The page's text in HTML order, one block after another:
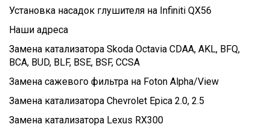
Установка насадок глушителя на Infiniti QX56
Наши адреса
Замена катализатора Skoda Octavia CDAA, AKL, BFQ,
BCA, BUD, BLF, BSE, BSF, CCSA
Замена сажевого фильтра на Foton Alpha/View
Замена катализатора Chevrolet Epica 2.0, 2.5
Замена катализатора Lexus RX300